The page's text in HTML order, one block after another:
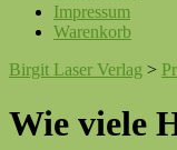
Impressum
Warenkorb
Birgit Laser Verlag >
Wie viele